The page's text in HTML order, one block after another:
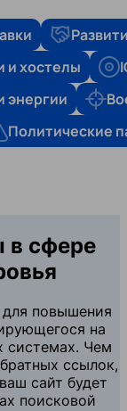
и хостелы
энергии
Политические
в сфере
повышения
на
системах. Чем
ссылок,
сайт будет
поисковой